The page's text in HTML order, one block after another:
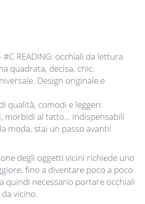
READING: occhiali da lettura
quadrata, decisa, chic.
Design originale e
qualità, comodi e leggeri:
morbidi al tatto... indispensabili
moda, stai un passo avanti!
degli oggetti vicini richiede uno
fino a diventare poco a poco
quindi necessario portare occhiali
vicino.